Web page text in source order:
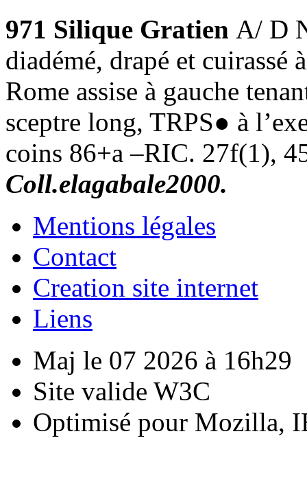
971 Silique Gratien A/ D
diadémé, drapé et
Rome assise à gauche
sceptre long, TRPS● à
coins 86+a –RIC. 27f(1),
Coll.elagabale2000.
Mentions légales
Contact
Creation site internet
Liens
Maj le 07 2026 à 16h29
Site valide W3C
Optimisé pour Mozilla,